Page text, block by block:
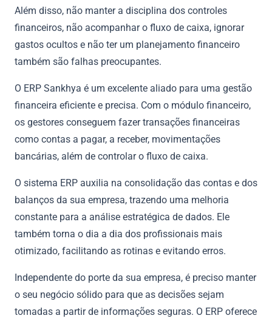
Além disso, não manter a disciplina dos controles
financeiros, não acompanhar o fluxo de caixa, ignorar
gastos ocultos e não ter um planejamento financeiro
também são falhas preocupantes.
O ERP Sankhya é um excelente aliado para uma gestão
financeira eficiente e precisa. Com o módulo financeiro,
os gestores conseguem fazer transações financeiras
como contas a pagar, a receber, movimentações
bancárias, além de controlar o fluxo de caixa.
O sistema ERP auxilia na consolidação das contas e dos
balanços da sua empresa, trazendo uma melhoria
constante para a análise estratégica de dados. Ele
também torna o dia a dia dos profissionais mais
otimizado, facilitando as rotinas e evitando erros.
Independente do porte da sua empresa, é preciso manter
o seu negócio sólido para que as decisões sejam
tomadas a partir de informações seguras. O ERP oferece